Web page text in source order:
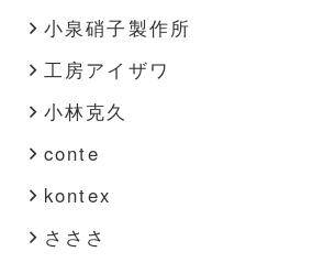
小泉硝子製作所
工房アイザワ
小林克久
conte
kontex
さささ